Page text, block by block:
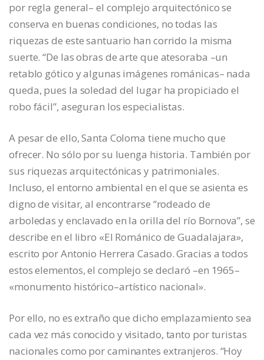
por regla general– el complejo arquitectónico se
conserva en buenas condiciones, no todas las
riquezas de este santuario han corrido la misma
suerte. “De las obras de arte que atesoraba –un
retablo gótico y algunas imágenes románicas– nada
queda, pues la soledad del lugar ha propiciado el
robo fácil”, aseguran los especialistas.
A pesar de ello, Santa Coloma tiene mucho que
ofrecer. No sólo por su luenga historia. También por
sus riquezas arquitectónicas y patrimoniales.
Incluso, el entorno ambiental en el que se asienta es
digno de visitar, al encontrarse “rodeado de
arboledas y enclavado en la orilla del río Bornova”, se
describe en el libro «El Románico de Guadalajara»,
escrito por Antonio Herrera Casado. Gracias a todos
estos elementos, el complejo se declaró –en 1965–
«monumento histórico–artístico nacional».
Por ello, no es extraño que dicho emplazamiento sea
cada vez más conocido y visitado, tanto por turistas
nacionales como por caminantes extranjeros. “Hoy